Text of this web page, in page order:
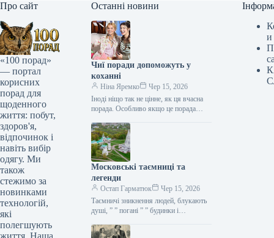
Про сайт
«100 порад»
— портал
корисних
порад для
щоденного
життя: побут,
здоров'я,
відпочинок і
навіть вибір
одягу. Ми
також
стежимо за
новинками
технологій,
які
полегшують
життя. Наша
Останні новини
Чиї поради допоможуть у
коханні
Ніна Яремко
Чер 15, 2026
Іноді ніщо так не цінне, як ця вчасна
порада. Особливо якщо це порада
косметолога, тренера, стиліста…
Московські таємниці та
легенди
Остап Гарматюк
Чер 15, 2026
Таємничі зникнення людей, блукають
душі, ” ” погані ” ” будинки і
Щоб…
и